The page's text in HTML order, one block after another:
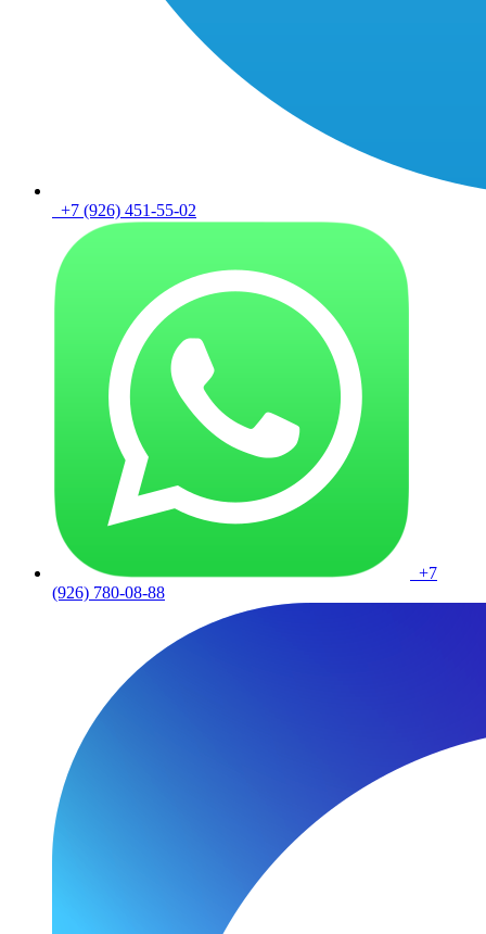
+7 (926) 451-55-02
+7
(926) 780-08-88